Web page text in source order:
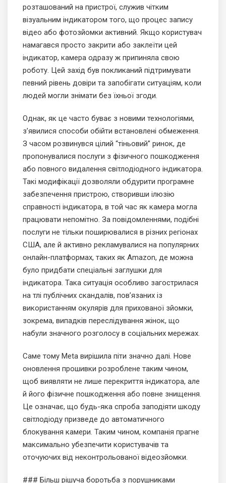
розташований на пристрої, служив чітким
візуальним індикатором того, що процес запису
відео або фотозйомки активний. Якщо користувач
намагався просто закрити або заклеїти цей
індикатор, камера одразу ж припиняла свою
роботу. Цей захід був покликаний підтримувати
певний рівень довіри та запобігати ситуаціям, коли
людей могли знімати без їхньої згоди.
Однак, як це часто буває з новими технологіями,
з’явилися способи обійти встановлені обмеження.
З часом розвинувся цілий “тіньовий” ринок, де
пропонувалися послуги з фізичного пошкодження
або повного видалення світлодіодного індикатора.
Такі модифікації дозволяли обдурити програмне
забезпечення пристрою, створивши ілюзію
справності індикатора, в той час як камера могла
працювати непомітно. За повідомленнями, подібні
послуги не тільки поширювалися в різних регіонах
США, але й активно рекламувалися на популярних
онлайн-платформах, таких як Amazon, де можна
було придбати спеціальні заглушки для
індикатора. Така ситуація особливо загострилася
на тлі публічних скандалів, пов’язаних із
використанням окулярів для прихованої зйомки,
зокрема, випадків переслідування жінок, що
набули значного розголосу в соціальних мережах.
Саме тому Meta вирішила піти значно далі. Нове
оновлення прошивки розроблене таким чином,
щоб виявляти не лише перекриття індикатора, але
й його фізичне пошкодження або повне знищення.
Це означає, що будь-яка спроба заподіяти шкоду
світлодіоду призведе до автоматичного
блокування камери. Таким чином, компанія прагне
максимально убезпечити користувачів та
оточуючих від неконтрольованої відеозйомки.
### Більш рішуча боротьба з порушниками